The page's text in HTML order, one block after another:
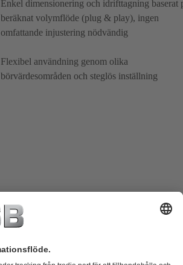
Enkel dimensionering och idrifttagning baserat
beräknat volymflöde (plug & play), ingen
omfattande injustering nödvändig
Flexibel användning genom olika
börvärdesområden och steglös inställning